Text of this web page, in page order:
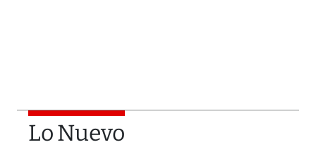
Lo Nuevo